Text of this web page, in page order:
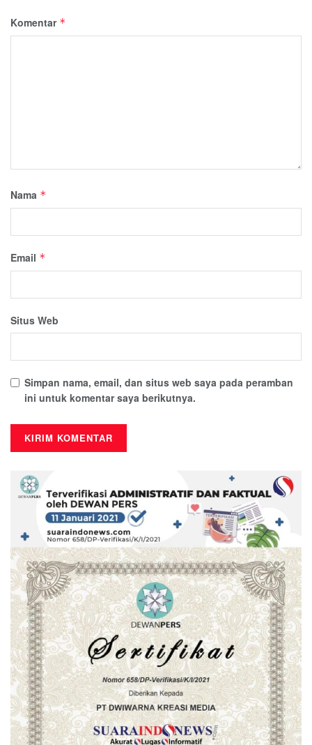
Komentar *
Nama *
Email *
Situs Web
Simpan nama, email, dan situs web saya pada peramban
ini untuk komentar saya berikutnya.